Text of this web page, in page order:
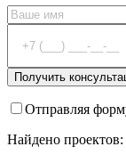
Отправляя
Найдено проектов: